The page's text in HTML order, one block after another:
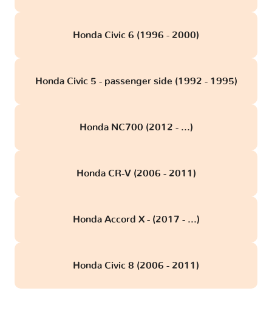
Honda Civic 6 (1996 - 2000)
Honda Civic 5 - passenger side (1992 - 1995)
Honda NC700 (2012 - ...)
Honda CR-V (2006 - 2011)
Honda Accord X - (2017 - ...)
Honda Civic 8 (2006 - 2011)